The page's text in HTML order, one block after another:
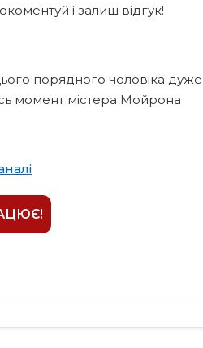
і залиш відгук!
порядного чоловіка дуже
момент містера Мойрона